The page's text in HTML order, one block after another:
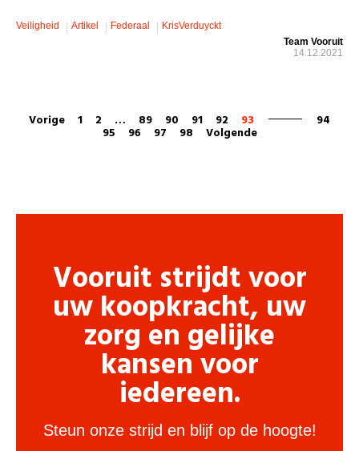
Veiligheid Artikel Federaal
KrisVerduyckt
Team Vooruit
14.12.2021
Vorige 1 2 … 89 90 91 92 93 94
95 96 97 98 Volgende
Vooruit strijdt voor
uw koopkracht, uw
zorg en gelijke
kansen voor
iedereen.
Steun onze strijd en blijf op de hoogte!